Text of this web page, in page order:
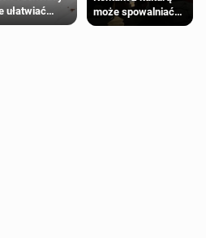
ułatwiać
siłowy
może spowalniać
starzenie